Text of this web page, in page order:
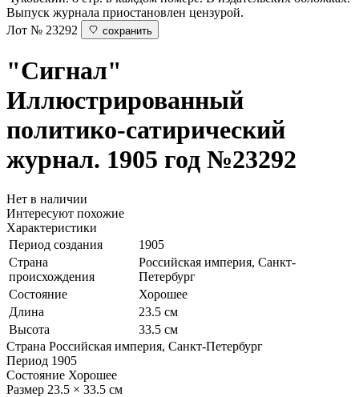
Выпуск журнала приостановлен цензурой.
Лот № 23292
сохранить
"Сигнал"
Иллюстрированный
политико-сатирический
журнал. 1905 год №23292
Нет в наличии
Интересуют похожие
Характеристики
Период создания
1905
Страна
происхождения
Российская империя, Санкт-
Петербург
Состояние
Хорошее
Длина
23.5 см
Высота
33.5 см
Страна Российская империя, Санкт-Петербург
Период 1905
Состояние Хорошее
Размер 23.5 × 33.5 см